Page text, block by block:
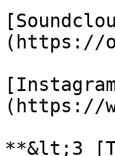
(https://
(https://
**&lt;3